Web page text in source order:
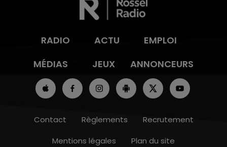
RADIO ACTU
EMPLOI
MÉDIAS
JEUX ANNONCEURS
Contact Règlements
Recrutement
Mentions légales
Plan du site